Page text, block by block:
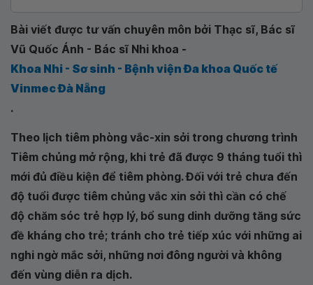
Bài viết được tư vấn chuyên môn bởi Thạc sĩ, Bác sĩ
Vũ Quốc Ánh - Bác sĩ Nhi khoa -
Khoa Nhi - Sơ sinh - Bệnh viện Đa khoa Quốc tế
Vinmec Đà Nẵng
.
Theo lịch tiêm phòng vắc-xin sởi trong chương trình
Tiêm chủng mở rộng, khi trẻ đã được 9 tháng tuổi thì
mới đủ điều kiện để tiêm phòng. Đối với trẻ chưa đến
độ tuổi được tiêm chủng vắc xin sởi thì cần có chế
độ chăm sóc trẻ hợp lý, bổ sung dinh dưỡng tăng sức
đề kháng cho trẻ; tránh cho trẻ tiếp xúc với những ai
nghi ngờ mắc sởi, những nơi đông người và không
đến vùng diễn ra dịch.